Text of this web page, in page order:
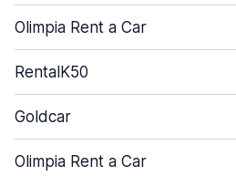
Olimpia Rent a Car
RentalK50
Goldcar
Olimpia Rent a Car